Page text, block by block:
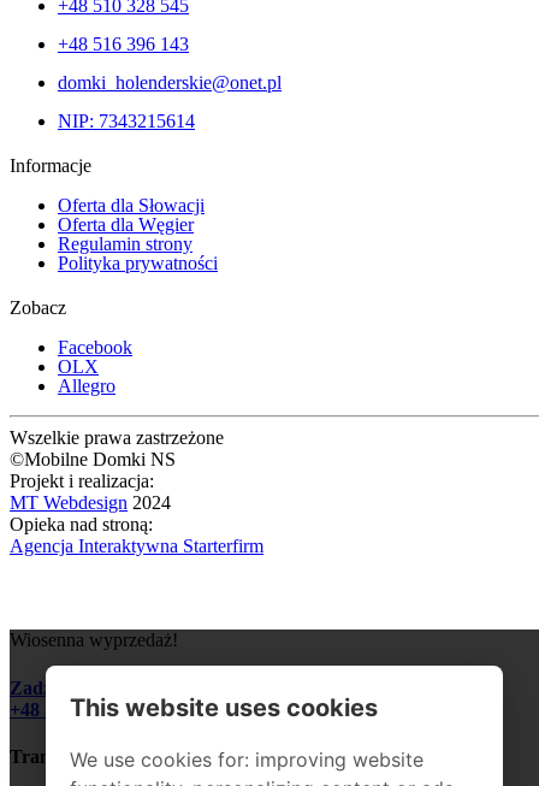
+48 510 328 545
+48 516 396 143
domki_holenderskie@onet.pl
NIP: 7343215614
Informacje
Oferta dla Słowacji
Oferta dla Węgier
Regulamin strony
Polityka prywatności
Zobacz
Facebook
OLX
Allegro
Wszelkie prawa zastrzeżone
©Mobilne Domki NS
Projekt i realizacja:
MT Webdesign 2024
Opieka nad stroną:
Agencja Interaktywna Starterfirm
This website uses cookies
We use cookies for: improving website
Wiosenna wyprzedaż!
Zadzwoń i zapytaj o szczegóły:
+48 510 328 545
Transport domku do 200 km GRATIS!